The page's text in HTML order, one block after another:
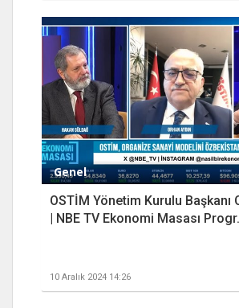
Genel
OSTİM Yönetim Kurulu Başkanı
| NBE TV Ekonomi Masası
10 Aralık 2024 14:26